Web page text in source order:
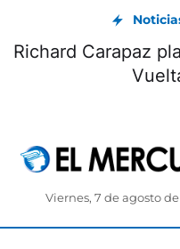
Richard Carapaz
Viernes, 7 de agosto